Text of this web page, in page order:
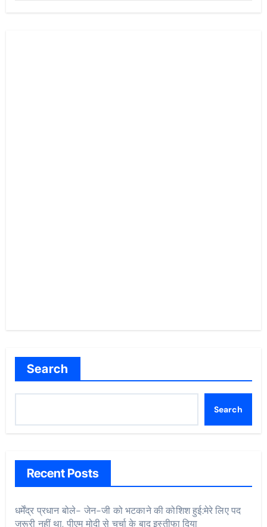
Search
Search
Recent Posts
धर्मेंद्र प्रधान बोले- जेन-जी को भटकाने की कोशिश हुई:मेरे लिए पद
जरूरी नहीं था, पीएम मोदी से चर्चा के बाद इस्तीफा दिया